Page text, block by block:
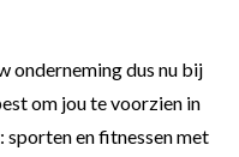
onderneming dus nu bij
om jou te voorzien in
sporten en fitnessen met